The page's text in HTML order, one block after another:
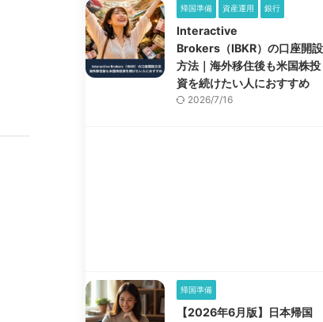
帰国準備 資産運用 銀行
Interactive
Brokers（IBKR）の口座開設
方法｜海外移住後も米国株投
資を続けたい人におすすめ
2026/7/16
帰国準備
【2026年6月版】日本帰国